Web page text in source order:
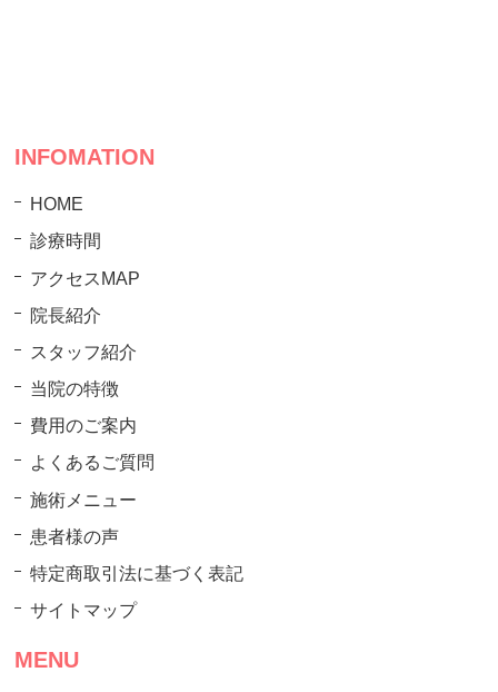
INFOMATION
HOME
診療時間
アクセスMAP
院長紹介
スタッフ紹介
当院の特徴
費用のご案内
よくあるご質問
施術メニュー
患者様の声
特定商取引法に基づく表記
サイトマップ
MENU